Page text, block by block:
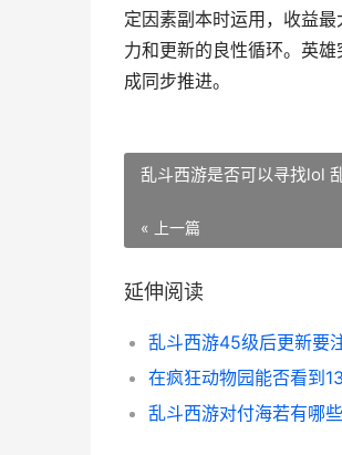
定因素副本时运用，收益
力和更新的良性循环。英
成同步推进。
乱斗西游是否可以寻找lol
« 上一篇
延伸阅读
乱斗西游对付海若有哪